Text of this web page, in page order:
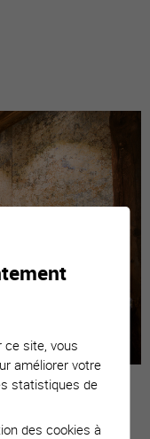
ce site, vous
améliorer votre
statistiques de
des cookies à